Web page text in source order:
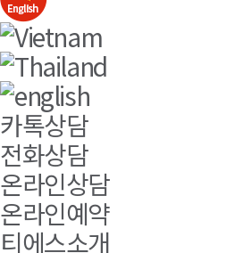
카톡상담
전화상담
온라인상담
온라인예약
티에스소개